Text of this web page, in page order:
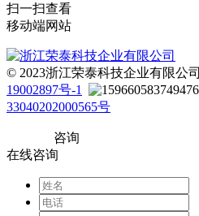
扫一扫查看
移动端网站
© 2023浙江荣泰科技企业有限公司
19002897号-1
33040202000565号
咨询
在线咨询